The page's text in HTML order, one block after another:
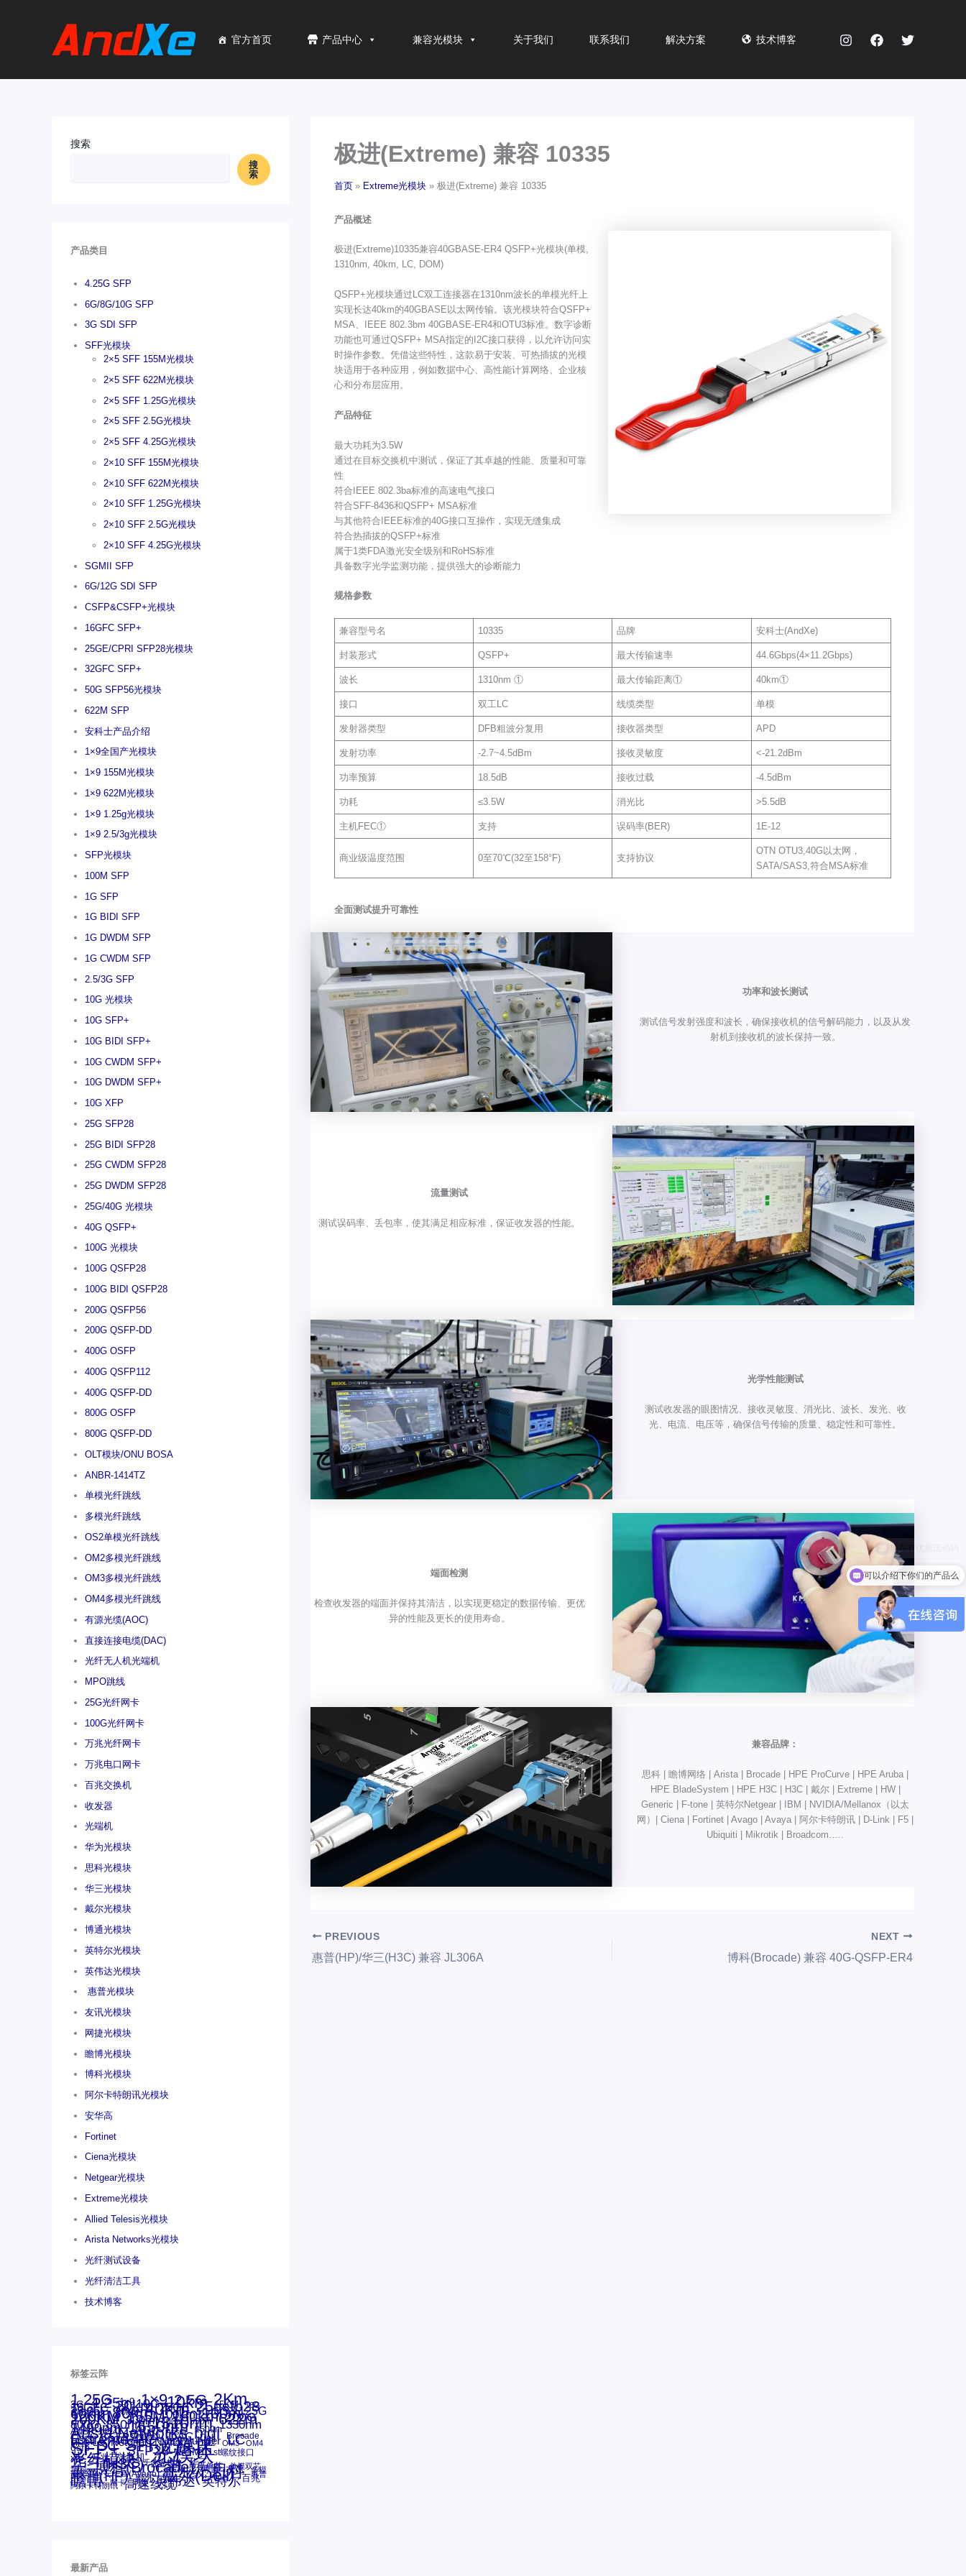
官方首页 产品中心 兼容光模块 关于我们 联系我们 解决方案 技术博客
搜索
搜
索
产品类目
4.25G SFP
6G/8G/10G SFP
3G SDI SFP
SFF光模块
2×5 SFF 155M光模块
2×5 SFF 622M光模块
2×5 SFF 1.25G光模块
2×5 SFF 2.5G光模块
2×5 SFF 4.25G光模块
2×10 SFF 155M光模块
2×10 SFF 622M光模块
2×10 SFF 1.25G光模块
2×10 SFF 2.5G光模块
2×10 SFF 4.25G光模块
SGMII SFP
6G/12G SDI SFP
CSFP&CSFP+光模块
16GFC SFP+
25GE/CPRI SFP28光模块
32GFC SFP+
50G SFP56光模块
622M SFP
安科士产品介绍
1×9全国产光模块
1×9 155M光模块
1×9 622M光模块
1×9 1.25g光模块
1×9 2.5/3g光模块
SFP光模块
100M SFP
1G SFP
1G BIDI SFP
1G DWDM SFP
1G CWDM SFP
2.5/3G SFP
10G 光模块
10G SFP+
10G BIDI SFP+
10G CWDM SFP+
10G DWDM SFP+
10G XFP
25G SFP28
25G BIDI SFP28
25G CWDM SFP28
25G DWDM SFP28
25G/40G 光模块
40G QSFP+
100G 光模块
100G QSFP28
100G BIDI QSFP28
200G QSFP56
200G QSFP-DD
400G OSFP
400G QSFP112
400G QSFP-DD
800G OSFP
800G QSFP-DD
OLT模块/ONU BOSA
ANBR-1414TZ
单模光纤跳线
多模光纤跳线
OS2单模光纤跳线
OM2多模光纤跳线
OM3多模光纤跳线
OM4多模光纤跳线
有源光缆(AOC)
直接连接电缆(DAC)
光纤无人机光端机
MPO跳线
25G光纤网卡
100G光纤网卡
万兆光纤网卡
万兆电口网卡
百兆交换机
收发器
光端机
华为光模块
思科光模块
华三光模块
戴尔光模块
博通光模块
英特尔光模块
英伟达光模块
惠普光模块
友讯光模块
网捷光模块
瞻博光模块
博科光模块
阿尔卡特朗讯光模块
安华高
Fortinet
Ciena光模块
Netgear光模块
Extreme光模块
Allied Telesis光模块
Arista Networks光模块
光纤测试设备
光纤清洁工具
技术博客
标签云阵
1.25G 1x9 1×9 2.5G 2Km
3G 4.25g 10G 10km 15KM 16G
16GFC 20km 25GE 25gsfp28
28.05G 30km 40Km 50m 53.125G
60km 80km 100km 100m
120KM 155M 160km 200G
200KM 300m 400m 550m 622m
800G 850nm 1310nm 1330nm
1490nm 1550nm 2500m
ANBR-1414TZ AOC Arista
Arista Networks bidi Brocade
Cisco CSFP光模块 DAC Dell
Extreme FC Intel Juniper LC
MPO-LC Netgear NVIDIA OM2 OM3 OM4
qsfp SC SFF光模块
SFP+ SFP28 SGMII st螺纹接口
xfp 万兆 交换机 光模块
光纤模块 千兆光模块 华三
华三(H3C) 华为 单模单芯 单模双芯
博科 博科(Brocade) 博通 友讯 多模
安华高 安华高(Avago) 工业级 思科 惠普
惠普(HP) 戴尔 戴尔(Dell) 百兆
瞻博 网卡 网捷 英伟达 英特尔
阿尔卡特朗讯 高速线缆
最新产品
极进(Extreme) 兼容 10335
首页 Extreme光模块 极进(Extreme) 兼容 10335
产品概述
极进(Extreme)10335兼容40GBASE-ER4 QSFP+光模块(单模,
1310nm, 40km, LC, DOM)
QSFP+光模块通过LC双工连接器在1310nm波长的单模光纤上
实现长达40km的40GBASE以太网传输。该光模块符合QSFP+
MSA、IEEE 802.3bm 40GBASE-ER4和OTU3标准。数字诊断
功能也可通过QSFP+ MSA指定的I2C接口获得，以允许访问实
时操作参数。凭借这些特性，这款易于安装、可热插拔的光模
块适用于各种应用，例如数据中心、高性能计算网络、企业核
心和分布层应用。
产品特征
最大功耗为3.5W
通过在目标交换机中测试，保证了其卓越的性能、质量和可靠
性
符合IEEE 802.3ba标准的高速电气接口
符合SFF-8436和QSFP+ MSA标准
与其他符合IEEE标准的40G接口互操作，实现无缝集成
符合热插拔的QSFP+标准
属于1类FDA激光安全级别和RoHS标准
具备数字光学监测功能，提供强大的诊断能力
规格参数
兼容型号名 10335 品牌 安科士(AndXe)
封装形式 QSFP+ 最大传输速率 44.6Gbps(4×11.2Gbps)
波长 1310nm ① 最大传输距离① 40km①
接口 双工LC 线缆类型 单模
发射器类型 DFB粗波分复用 接收器类型 APD
发射功率 -2.7~4.5dBm 接收灵敏度 <-21.2dBm
功率预算 18.5dB 接收过载 -4.5dBm
功耗 ≤3.5W 消光比 >5.5dB
主机FEC① 支持 误码率(BER) 1E-12
商业级温度范围 0至70℃(32至158°F) 支持协议
OTN OTU3,40G以太网，
SATA/SAS3,符合MSA标准
全面测试提升可靠性
功率和波长测试
测试信号发射强度和波长，确保接收机的信号解码能力，以及从发
射机到接收机的波长保持一致。
流量测试
测试误码率、丢包率，使其满足相应标准，保证收发器的性能。
光学性能测试
测试收发器的眼图情况、接收灵敏度、消光比、波长、发光、收
光、电流、电压等，确保信号传输的质量、稳定性和可靠性。
端面检测
检查收发器的端面并保持其清洁，以实现更稳定的数据传输、更优
异的性能及更长的使用寿命。
兼容品牌：
思科 | 瞻博网络 | Arista | Brocade | HPE ProCurve | HPE Aruba |
HPE BladeSystem | HPE H3C | H3C | 戴尔 | Extreme | HW |
Generic | F-tone | 英特尔Netgear | IBM | NVIDIA/Mellanox（以太
网）| Ciena | Fortinet | Avago | Avaya | 阿尔卡特朗讯 | D-Link | F5 |
Ubiquiti | Mikrotik | Broadcom…..
PREVIOUS
惠普(HP)/华三(H3C) 兼容 JL306A
NEXT
博科(Brocade) 兼容 40G-QSFP-ER4
可以介绍下你们的产品么